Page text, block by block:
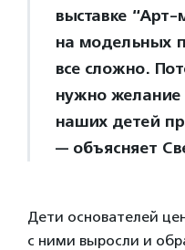
выставке
на модельных
все сложно.
нужно желание
наших детей
— объясняет
Дети основателей
с ними выросли и